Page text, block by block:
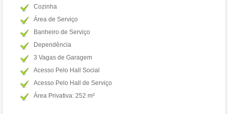
Cozinha
Área de Serviço
Banheiro de Serviço
Dependência
3 Vagas de Garagem
Acesso Pelo Hall Social
Acesso Pelo Hall de Serviço
Área Privativa: 252 m²